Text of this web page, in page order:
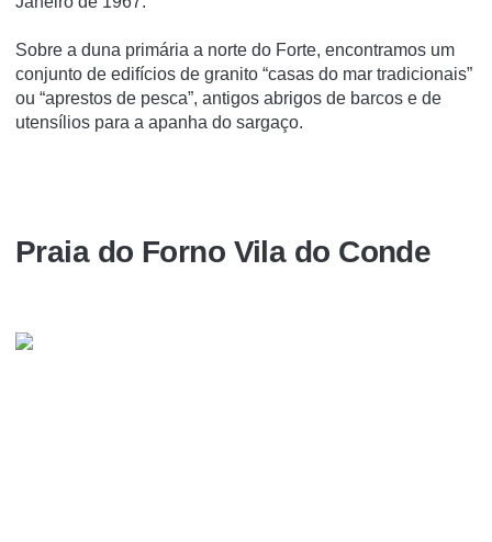
Sobre a duna primária a norte do Forte, encontramos um
conjunto de edifícios de granito “casas do mar tradicionais”
ou “aprestos de pesca”, antigos abrigos de barcos e de
utensílios para a apanha do sargaço.
Praia do Forno Vila do Conde